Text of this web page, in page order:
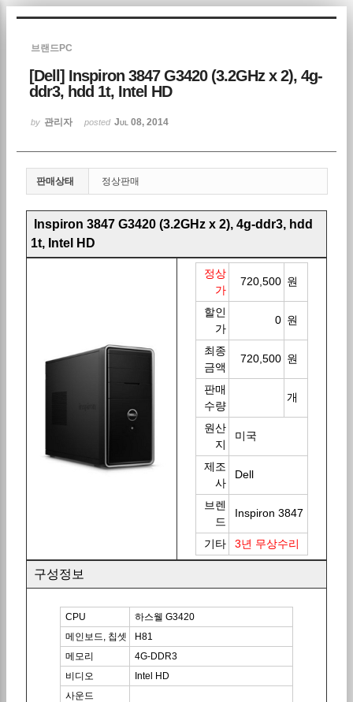
브랜드PC
[Dell] Inspiron 3847 G3420 (3.2GHz x 2), 4g-
ddr3, hdd 1t, Intel HD
by 관리자 posted Jul 08, 2014
판매상태 정상판매
Inspiron 3847 G3420 (3.2GHz x 2), 4g-ddr3, hdd
1t, Intel HD
정상
가
720,500 원
할인
가
0 원
최종
금액
720,500 원
판매
수량
개
원산
지
미국
제조
사
Dell
브렌
드
Inspiron 3847
기타 3년 무상수리
구성정보
CPU
하스웰 G3420
메인보드, 칩셋
H81
메모리
4G-DDR3
비디오
Intel HD
사운드
Sketchbook5, 스케치북5
Sketchbook5, 스케치북5